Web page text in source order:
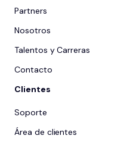
Partners
Nosotros
Talentos y Carreras
Contacto
Clientes
Soporte
Área de clientes